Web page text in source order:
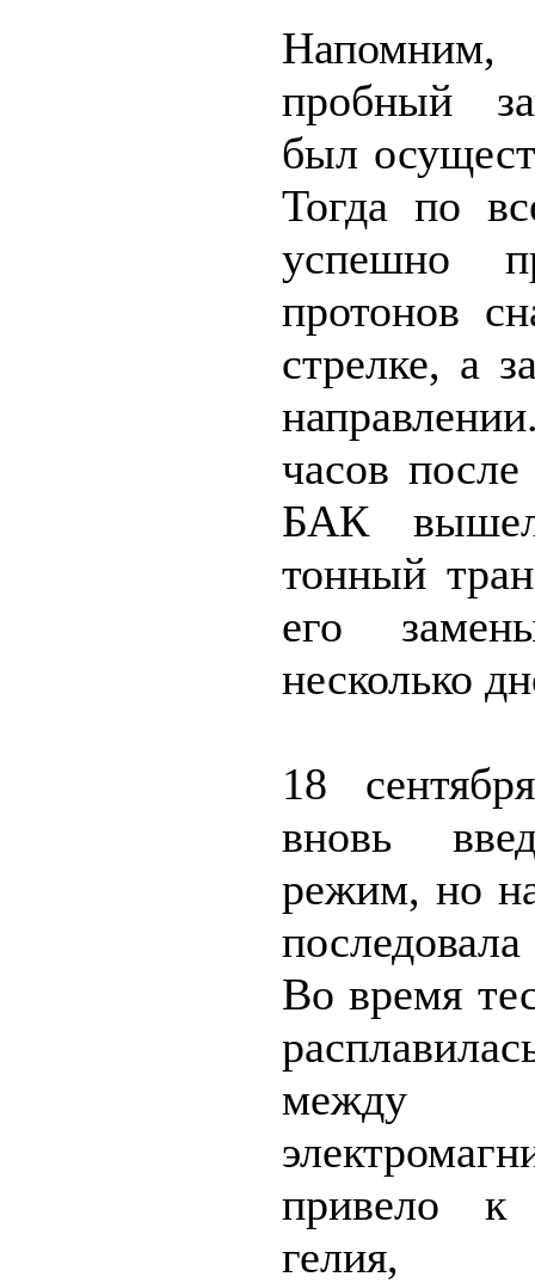
пробный
был
Тогда по
успешно
протонов
стрелке, а
часов после
БАК
тонный
его
несколько
18
вновь
режим, но
Во время
привело к
гелия,